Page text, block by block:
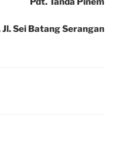
Jl. Sei Batang Serangan